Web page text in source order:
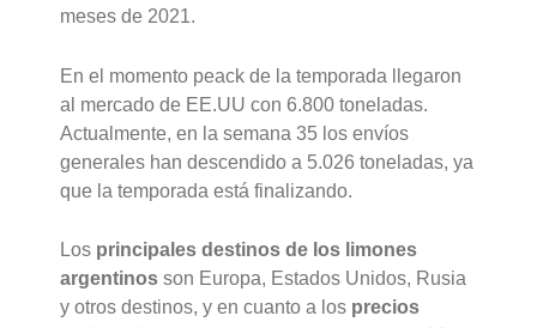
meses de 2021.
En el momento peack de la temporada llegaron
al mercado de EE.UU con 6.800 toneladas.
Actualmente, en la semana 35 los envíos
generales han descendido a 5.026 toneladas, ya
que la temporada está finalizando.
Los principales destinos de los limones
argentinos son Europa, Estados Unidos, Rusia
y otros destinos, y en cuanto a los precios